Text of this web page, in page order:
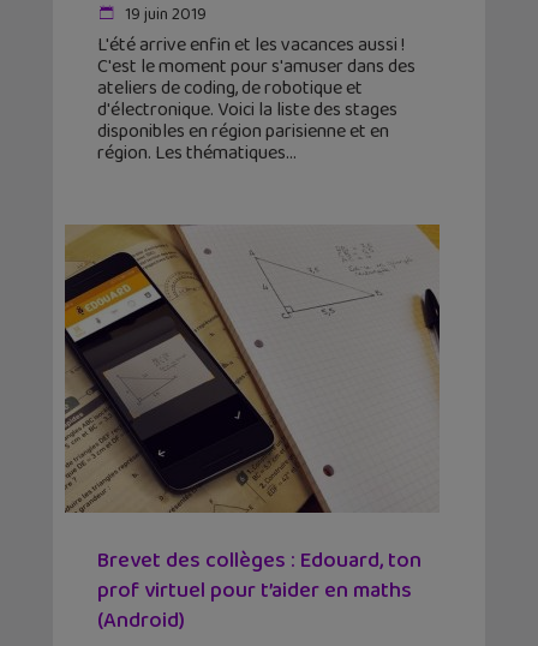
19 juin 2019
L'été arrive enfin et les vacances aussi !
C'est le moment pour s'amuser dans des
ateliers de coding, de robotique et
d'électronique. Voici la liste des stages
disponibles en région parisienne et en
région. Les thématiques
Brevet des collèges : Edouard, ton
prof virtuel pour t’aider en maths
(Android)